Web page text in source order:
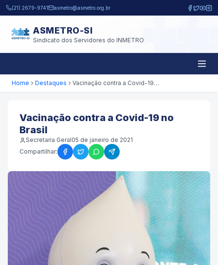
Pular para o conteúdo principal
(21) 2679-9741 asmetro@asmetro.org.br
ASMETRO-SI
Sindicato dos Servidores do INMETRO
Home Destaques Vacinação contra a Covid-19 no Brasil
Vacinação contra a Covid-19 no
Brasil
Secretaria Geral05 de janeiro de 2021
Compartilhar: